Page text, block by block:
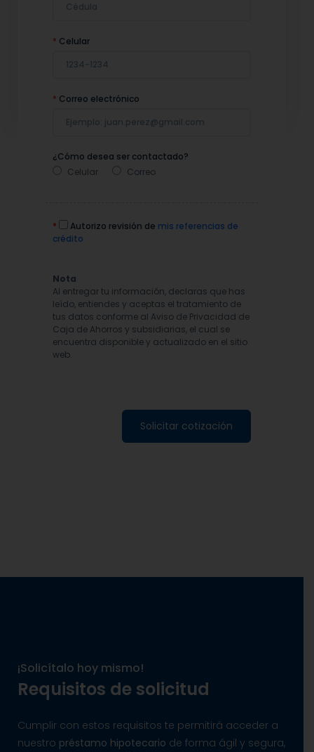
* Celular
* Correo electrónico
¿Cómo desea ser contactado?
Celular
Correo
* Autorizo revisión de mis referencias de
crédito
Nota
Al entregar tu información, declaras que has
leído, entiendes y aceptas el tratamiento de
tus datos conforme al Aviso de Privacidad de
Caja de Ahorros y subsidiarias, el cual se
encuentra disponible y actualizado en el sitio
web.
Solicitar cotización
¡Solicítalo hoy mismo!
Requisitos de solicitud
Cumplir con estos requisitos te permitirá acceder a
nuestro préstamo hipotecario de forma ágil y segura,